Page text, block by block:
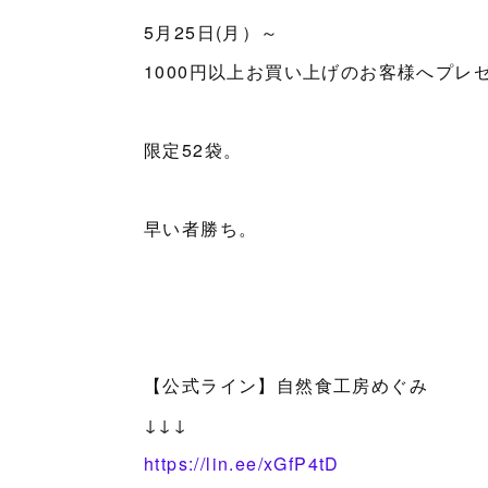
5月25日(月）～
1000円以上お買い上げのお客様へプレ
限定52袋。
早い者勝ち。
【公式ライン】自然食工房めぐみ
↓↓↓
https://lin.ee/xGfP4tD